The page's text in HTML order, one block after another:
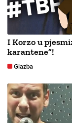
I Korzo u
karantene”!
Glazba